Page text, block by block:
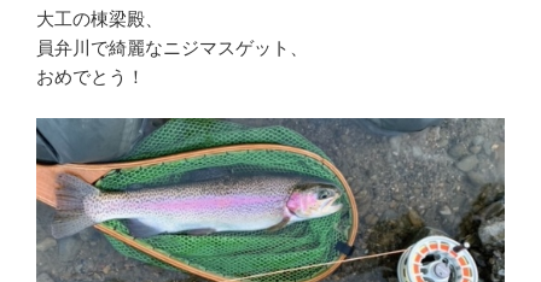
大工の棟梁殿、
員弁川で綺麗なニジマスゲット、
おめでとう！